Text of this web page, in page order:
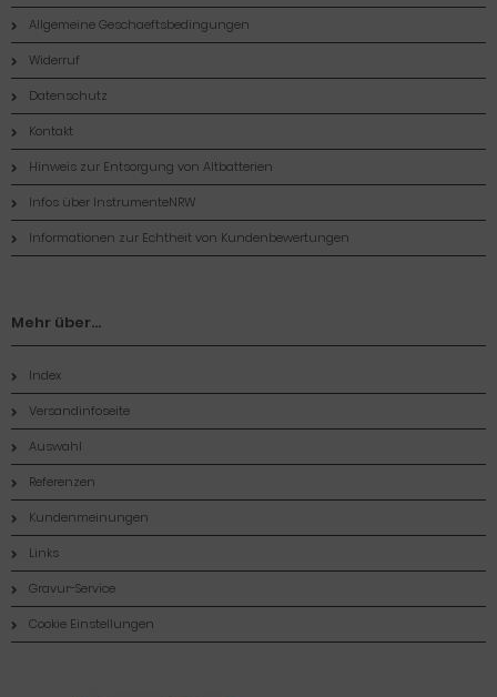
Allgemeine Geschaeftsbedingungen
Widerruf
Datenschutz
Kontakt
Hinweis zur Entsorgung von Altbatterien
Infos über InstrumenteNRW
Informationen zur Echtheit von Kundenbewertungen
Mehr über...
Index
Versandinfoseite
Auswahl
Referenzen
Kundenmeinungen
Links
Gravur-Service
Cookie Einstellungen